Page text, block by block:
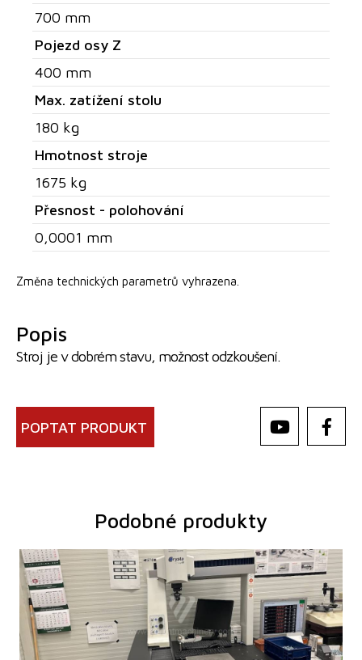
700 mm
Pojezd osy Z
400 mm
Max. zatížení stolu
180 kg
Hmotnost stroje
1675 kg
Přesnost - polohování
0,0001 mm
Změna technických parametrů vyhrazena.
Popis
Stroj je v dobrém stavu, možnost odzkoušení.
POPTAT PRODUKT
Podobné produkty
Rok výroby:
Pojezd osy X
500 mm
Pojezd osy Y700 mm
Pojezd osy Z400 mm
Řídící systémne